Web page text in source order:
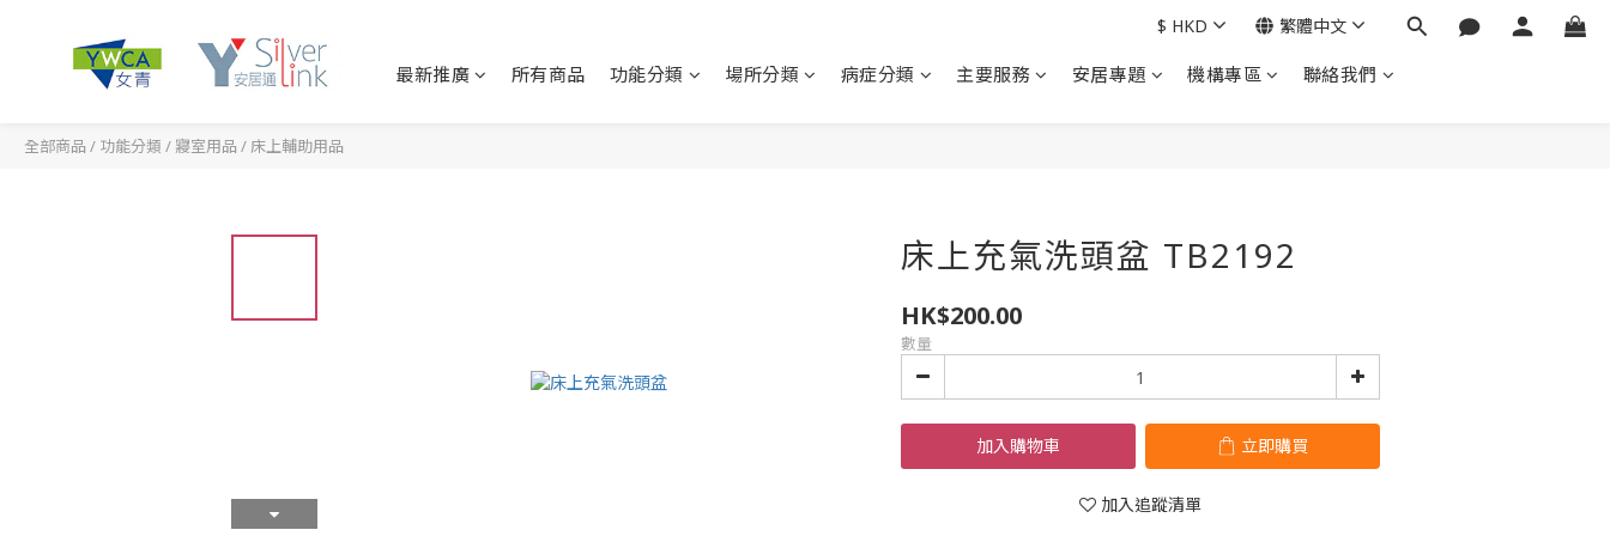
最新推廣 所有商品 功能分類 場所分類 病症分類 主要服務 安居專題 機構專區 聯絡我們
$ HKD 繁體中文
全部商品 / 功能分類 / 寢室用品 / 床上輔助用品
床上充氣洗頭盆 TB2192
HK$200.00
數量
加入購物車 立即購買
加入追蹤清單